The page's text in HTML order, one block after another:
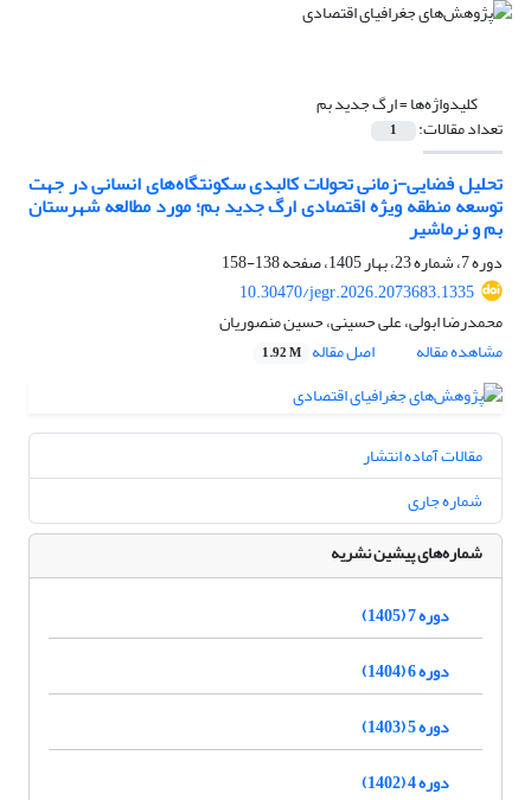
کلیدواژه‌ها =ارگ جدید بم
تعداد مقالات: 1
تحلیل فضایی-زمانی تحولات کالبدی سکونتگاه‌های انسانی در جهت
توسعه منطقه ویژه اقتصادی ارگ جدید بم؛ مورد مطالعه شهرستان
بم و نرماشیر
دوره 7، شماره 23، بهار 1405، صفحه
138-158
10.30470/jegr.2026.2073683.1335
محمدرضا ابولی، علی حسینی، حسین منصوریان
مشاهده مقاله
اصل مقاله 1.92 M
مقالات آماده انتشار
شماره جاری
شماره‌های پیشین نشریه
دوره 7 (1405)
دوره 6 (1404)
دوره 5 (1403)
دوره 4 (1402)